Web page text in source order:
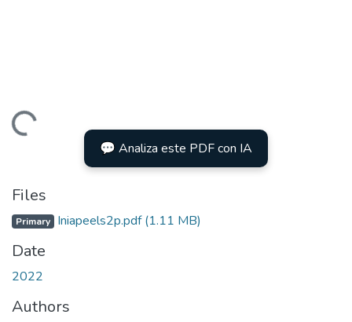
💬 Analiza este PDF con IA
Files
Primary Iniapeels2p.pdf(1.11 MB)
Date
2022
Authors